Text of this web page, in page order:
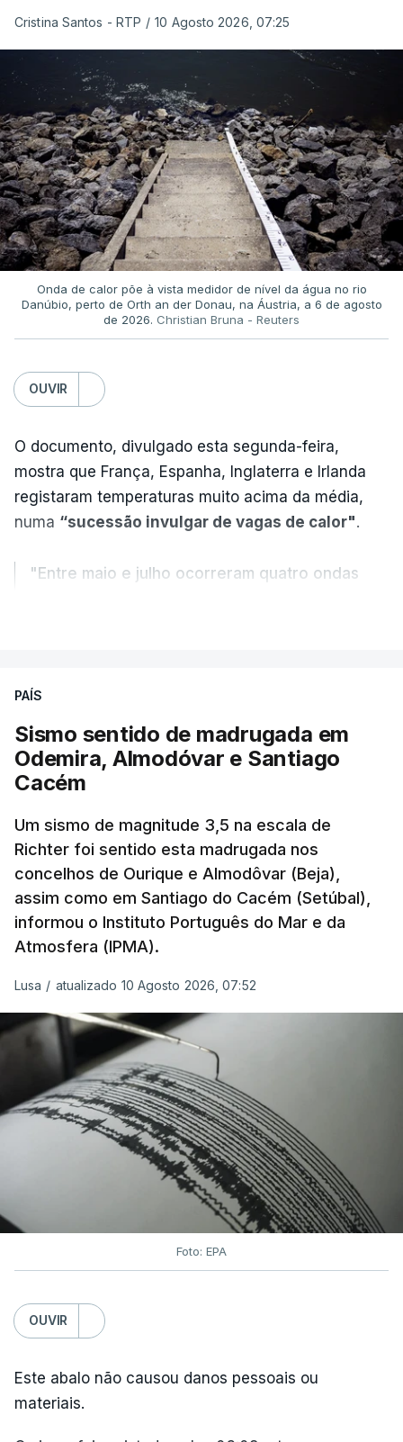
Cristina Santos - RTP / 10 Agosto 2026, 07:25
Onda de calor põe à vista medidor de nível da água no rio
Danúbio, perto de Orth an der Donau, na Áustria, a 6 de agosto
de 2026. Christian Bruna - Reuters
OUVIR
O documento, divulgado esta segunda-feira,
mostra que França, Espanha, Inglaterra e Irlanda
registaram temperaturas muito acima da média,
numa “sucessão invulgar de vagas de calor".
"Entre maio e julho ocorreram quatro ondas
temperaturas recorde, também a
ajudou
Pelo contrário, a precipitação manteve-semuito
perderam grande parte da humidade.
Houve também uma “diminuição significativa de
caudais de rios, incluindo rios como o Sena, o
Reno e o Danúbio” que teveimpacto no
abastecimento de água
de energia em vários países.
De acordo com o Serviço de Mudanças Climáticas
Copernicus
, implementado pelo Centro Europeu de
Previsões Meteorológicas de Médio Prazo,
também registou a maior temperatura da
superfície do marde sempre, neste mês, nos
oceanos extrapolares.
Aliás, em toda a Europa os recordes ao longo do
Atlântico e do Mediterrâneo ocidental foram
ondas de calor marinhas fortes ou
Em julho, a temperatura da superfície do mar
estabelecido em julho de 2023, com 20,89°C.
PAÍS
Sismo sentido de madrugada em
Odemira, Almodóvar e Santiago
Cacém
Um sismo de magnitude 3,5 na escala de
Richter foi sentido esta madrugada nos
concelhos de Ourique e Almodôvar (Beja),
assim como em Santiago do Cacém (Setúbal),
informou o Instituto Português do Mar e da
Atmosfera (IPMA).
Lusa / atualizado 10 Agosto 2026, 07:52
Foto: EPA
OUVIR
Este abalo não causou danos pessoais ou
materiais.